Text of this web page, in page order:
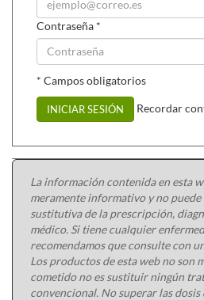
Contraseña *
* Campos obligatorios
INICIAR SESIÓN Recordar
La información contenida en esta
meramente informativo y no
sustitutiva de la prescripción,
médico. Si tiene cualquier
recomendamos que consulte con
Los productos de esta web no son
cometido no es sustituir ningún
convencional. No superar las